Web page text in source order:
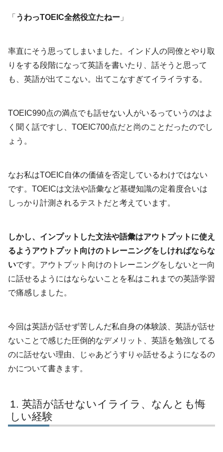
「 うわっTOEIC全然役立たねー 」
率直にそう思ってしまいました。インド人の同僚とやり取
りをする段階になって英語を書いたり、話そうと思って
も、英語が出てこない。出てこなすぎてイライラする。
TOEIC990点の満点でも話せない人がいるっていうのはよ
く聞く話ですし、TOEIC700点だと尚のことだったのでし
ょう。
なお私はTOEIC自体の価値を否定しているわけではない
です。TOEICは文法や語彙など基礎知識の定着度合いは
しっかり計測されるテストだと考えています。
しかし、インプットした文法や語彙はアウトプットに使え
るようアウトプット向けのトレーニングをしければならな
いです。アウトプット向けのトレーニングをしないと一向
に話せるようにはならないことを私はこれまでの英語学習
で痛感しました。
今回は英語が話せず苦しんだ私自身の体験談、英語が話せ
ないことで感じた圧倒的なデメリット、英語を勉強してる
のに話せない理由、じゃあどうすりゃ話せるようになるの
かについて書きます。
英語が話せないイライラ、なんとも悔
しい経験